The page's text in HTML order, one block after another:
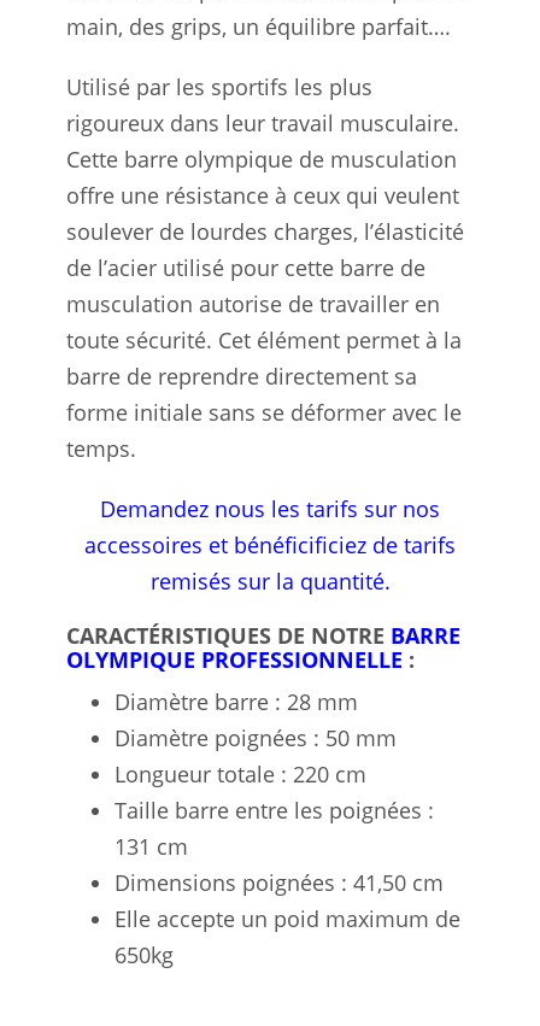
main, des grips, un équilibre parfait….
Utilisé par les sportifs les plus
rigoureux dans leur travail musculaire.
Cette barre olympique de musculation
offre une résistance à ceux qui veulent
soulever de lourdes charges, l’élasticité
de l’acier utilisé pour cette barre de
musculation autorise de travailler en
toute sécurité. Cet élément permet à la
barre de reprendre directement sa
forme initiale sans se déformer avec le
temps.
Demandez nous les tarifs sur nos
accessoires et bénéficificiez de tarifs
remisés sur la quantité.
CARACTÉRISTIQUES DE NOTRE BARRE
OLYMPIQUE PROFESSIONNELLE :
Diamètre barre : 28 mm
Diamètre poignées : 50 mm
Longueur totale : 220 cm
Taille barre entre les poignées :
131 cm
Dimensions poignées : 41,50 cm
Elle accepte un poid maximum de
650kg